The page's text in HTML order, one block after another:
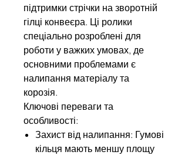
підтримки стрічки на зворотній
гілці конвеєра. Ці ролики
спеціально розроблені для
роботи у важких умовах, де
основними проблемами є
налипання матеріалу та
корозія.
Ключові переваги та
особливості:
Захист від налипання: Гумові
кільця мають меншу площу